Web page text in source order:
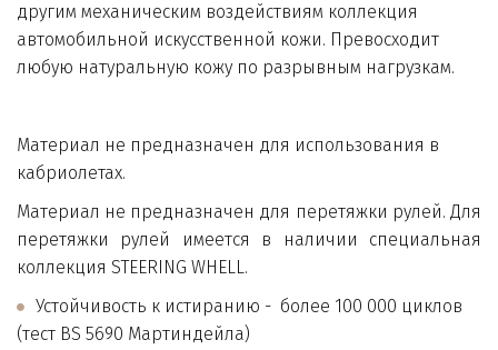
другим механическим воздействиям коллекция
автомобильной искусственной кожи. Превосходит
любую натуральную кожу по разрывным нагрузкам.
Материал не предназначен для использования в
кабриолетах.
Материал не предназначен для перетяжки рулей. Для
перетяжки рулей имеется в наличии специальная
коллекция STEERING WHELL.
Устойчивость к истиранию -  более 100 000 циклов
(тест BS 5690 Мартиндейла)